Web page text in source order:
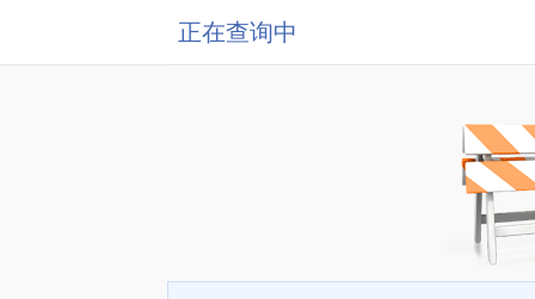
正在查询中